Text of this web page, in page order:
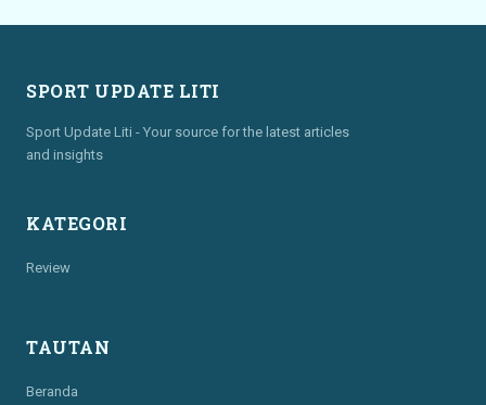
SPORT UPDATE LITI
Sport Update Liti - Your source for the latest articles
and insights
KATEGORI
Review
TAUTAN
Beranda